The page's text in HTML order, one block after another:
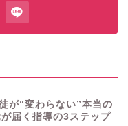
が“変わらない”本当の
届く指導の3ステップ